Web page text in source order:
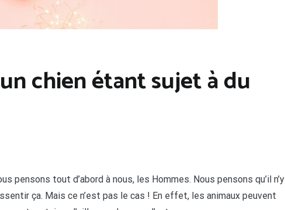
chien étant sujet à du
pensons tout d’abord à nous, les Hommes. Nous pensons qu’il n’y
ça. Mais ce n’est pas le cas ! En effet, les animaux peuvent